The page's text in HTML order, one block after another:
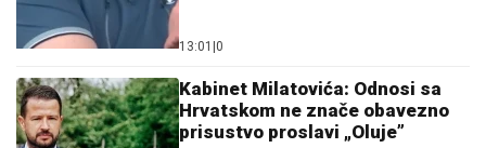
13:01 0
Kabinet Milatovića: Odnosi sa
Hrvatskom ne znače obavezno
prisustvo proslavi „Oluje”